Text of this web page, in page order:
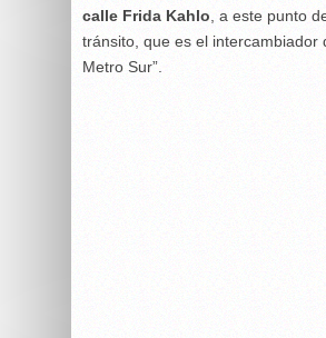
calle Frida Kahlo , a este punto
tránsito, que es el intercambiador
Metro Sur”.